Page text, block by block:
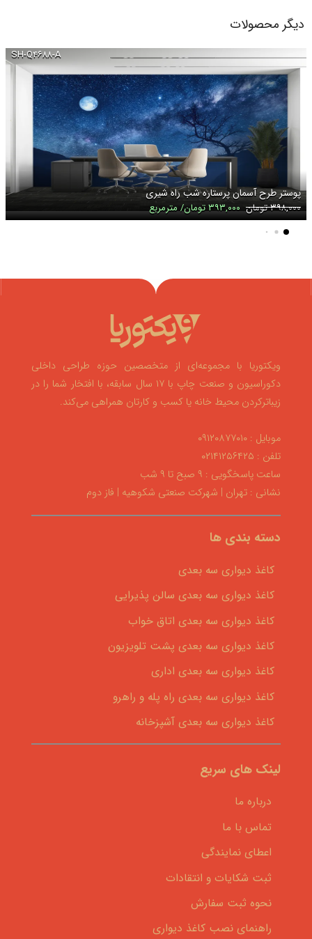
دیگر محصولات
SH-Q۴۶۸۸-A
پوستر طرح آسمان پرستاره شب راه شیری
۳۹۸,۰۰۰ تومان ۳۹۳,۰۰۰ تومان/ مترمربع
ویکتوریا با مجموعه‌ای از متخصصین حوزه طراحی داخلی
دکوراسیون و صنعت چاپ با ۱۷ سال سابقه، با افتخار شما را در
زیباترکردن محیط خانه یا کسب و کارتان همراهی می‌کند.
موبایل : ۰۹۱۲۰۸۷۷۰۱۰
تلفن : ۰۲۱۴۱۲۵۶۴۲۵
ساعت پاسخگویی : ۹ صبح تا ۹ شب
نشانی : تهران | شهرکت صنعتی شکوهیه | فاز دوم
دسته بندی ها
کاغذ دیواری سه بعدی
کاغذ دیواری سه بعدی سالن پذیرایی
کاغذ دیواری سه بعدی اتاق خواب
کاغذ دیواری سه بعدی پشت تلویزیون
کاغذ دیواری سه بعدی اداری
کاغذ دیواری سه بعدی راه پله و راهرو
کاغذ دیواری سه بعدی آشپزخانه
لینک های سریع
درباره ما
تماس با ما
اعطای نمایندگی
ثبت شکایات و انتقادات
نحوه ثبت سفارش
راهنمای نصب کاغذ دیواری